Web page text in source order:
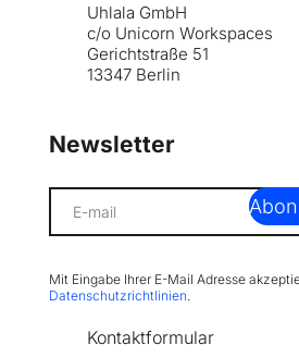
Uhlala GmbH
c/o Unicorn Workspaces
Gerichtstraße 51
13347 Berlin
Newsletter
Datenschutzrichtlinien
Kontaktformular